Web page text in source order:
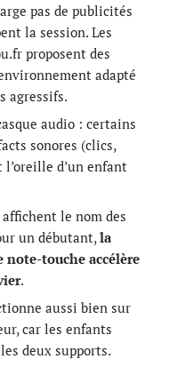
pas de publicités
la session. Les
proposent des
adapté
agressifs.
audio : certains
sonores (clics,
d’un enfant
le nom des
un débutant, la
note-touche accélère
.
aussi bien sur
car les enfants
deux supports.